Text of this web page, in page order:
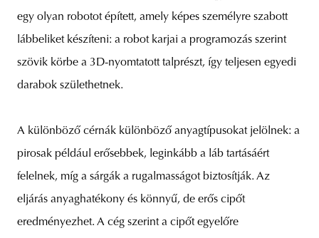
egy olyan robotot épített, amely képes személyre szabott
lábbeliket készíteni: a robot karjai a programozás szerint
szövik körbe a 3D-nyomtatott talprészt, így teljesen egyedi
darabok születhetnek.
A különböző cérnák különböző anyagtípusokat jelölnek: a
pirosak például erősebbek, leginkább a láb tartásáért
felelnek, míg a sárgák a rugalmasságot biztosítják. Az
eljárás anyaghatékony és könnyű, de erős cipőt
eredményezhet. A cég szerint a cipőt egyelőre